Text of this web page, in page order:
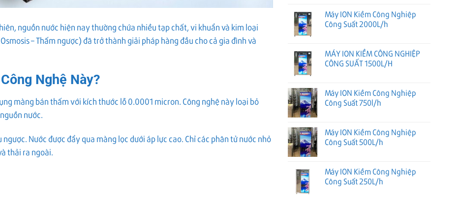
nguồn nước hiện nay thường chứa nhiều tạp chất, vi khuẩn và kim loại
– Thấm ngược) đã trở thành giải pháp hàng đầu cho cả gia đình và
Nghệ Này?
màng bán thấm với kích thước lỗ 0.0001 micron. Công nghệ này loại bỏ
nước.
Nước được đẩy qua màng lọc dưới áp lực cao. Chỉ các phân tử nước nhỏ
thải ra ngoài.
Máy ION Kiềm Công Nghiệp
Công Suất 2000L/h
MÁY ION KIỀM CÔNG NGHIỆP
CÔNG SUẤT 1500L/H
Máy ION Kiềm Công Nghiệp
Công Suất 750l/h
Máy ION Kiềm Công Nghiệp
Công Suất 500L/h
Máy ION Kiềm Công Nghiệp
Công Suất 250L/h